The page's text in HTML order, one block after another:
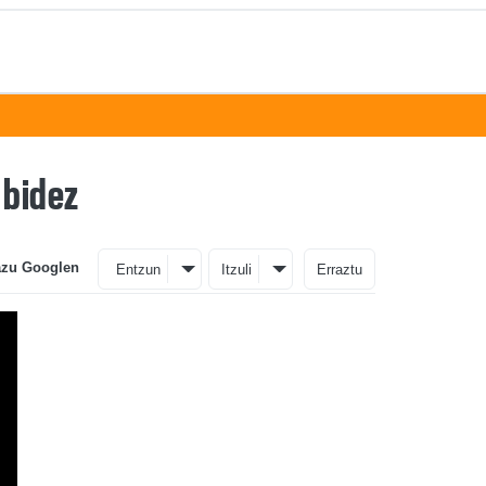
Googlen Entzun Itzuli Erraztu